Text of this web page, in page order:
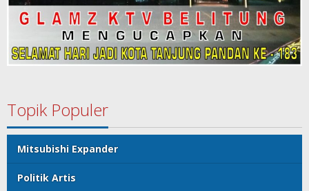
Topik Populer
Mitsubishi Expander
Politik Artis